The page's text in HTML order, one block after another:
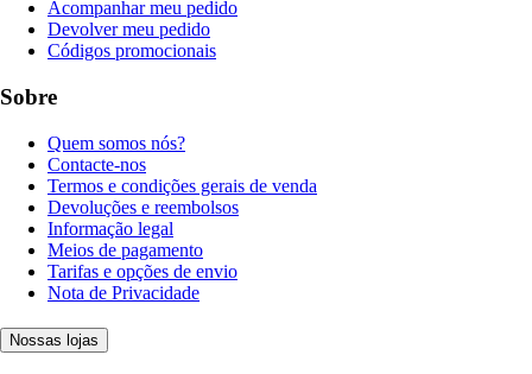
Acompanhar meu pedido
Devolver meu pedido
Códigos promocionais
Sobre
Quem somos nós?
Contacte-nos
Termos e condições gerais de venda
Devoluções e reembolsos
Informação legal
Meios de pagamento
Tarifas e opções de envio
Nota de Privacidade
Nossas lojas